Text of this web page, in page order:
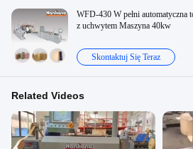
WFD-430 W pełni automatyczna
z uchwytem Maszyna 40kw
Skontaktuj Się Teraz
Related Videos